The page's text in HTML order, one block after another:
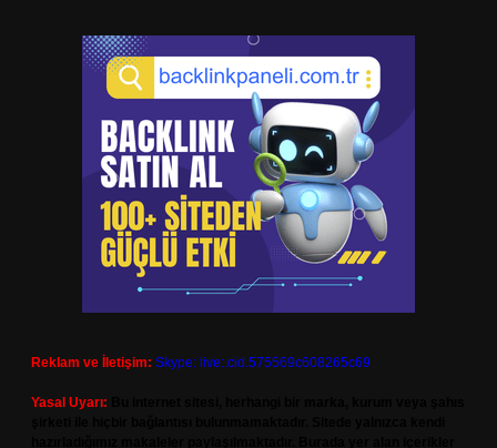
Reklam ve İletişim: Skype: live:.cid.575569c608265c69
Yasal Uyarı: